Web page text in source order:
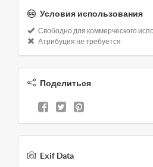
Условия использования
Свободно для коммерческого
Атрибуция не требуется
Поделиться
Exif Data